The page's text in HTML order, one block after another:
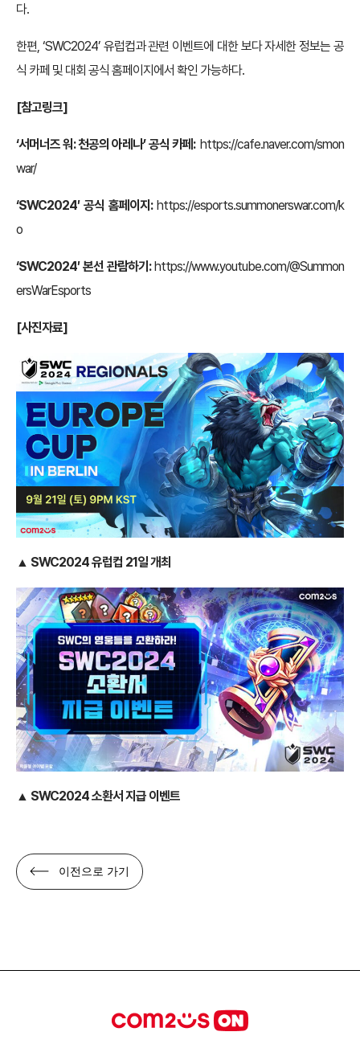
다.
한편, ‘SWC2024’ 유럽컵과 관련 이벤트에 대한 보다 자세한 정보는 공
식 카페 및 대회 공식 홈페이지에서 확인 가능하다.
[참고링크]
‘서머너즈 워: 천공의 아레나’ 공식 카페: https://cafe.naver.com/smon
war/
‘SWC2024′ 공식 홈페이지: https://esports.summonerswar.com/k
o
‘SWC2024′ 본선 관람하기: https://www.youtube.com/@Summon
ersWarEsports
[사진자료]
▲ SWC2024 유럽컵 21일 개최
▲ SWC2024 소환서 지급 이벤트
이전으로 가기